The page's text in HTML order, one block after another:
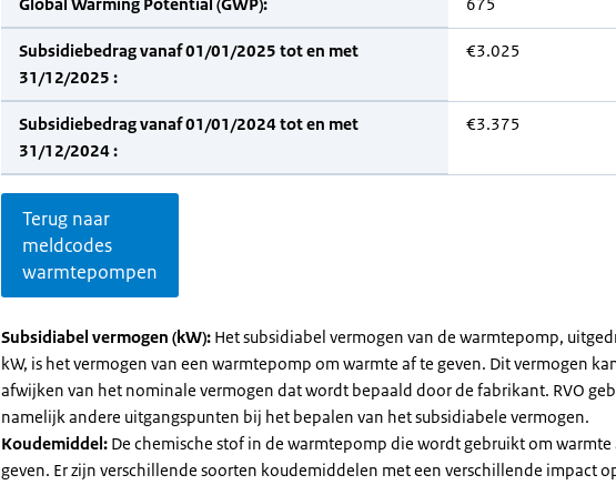
Subsidiebedrag vanaf 01/01/2025 tot en met
31/12/2025 :
€3.025
Subsidiebedrag vanaf 01/01/2024 tot en met
31/12/2024 :
€3.375
Terug naar
meldcodes
warmtepompen
Subsidiabel vermogen (kW): Het subsidiabel vermogen van de warmtepomp,
kW, is het vermogen van een warmtepomp om warmte af te geven. Dit vermogen
afwijken van het nominale vermogen dat wordt bepaald door de fabrikant. RVO
namelijk andere uitgangspunten bij het bepalen van het subsidiabele vermogen.
Koudemiddel: De chemische stof in de warmtepomp die wordt gebruikt om warmte
geven. Er zijn verschillende soorten koudemiddelen met een verschillende impact